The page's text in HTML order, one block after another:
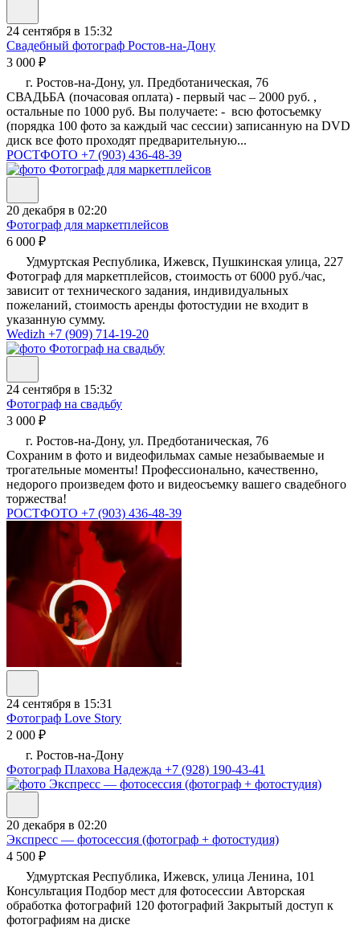
24 сентября в 15:32
Свадебный фотограф Ростов-на-Дону
3 000 ₽
г. Ростов-на-Дону, ул. Предботаническая, 76
СВАДЬБА (почасовая оплата) - первый час – 2000 руб. ,
остальные по 1000 руб. Вы получаете: - всю фотосъемку
(порядка 100 фото за каждый час сессии) записанную на DVD
диск все фото проходят предварительную...
РОСТФОТО +7 (903) 436-48-39
20 декабря в 02:20
Фотограф для маркетплейсов
6 000 ₽
Удмуртская Республика, Ижевск, Пушкинская улица, 227
Фотограф для маркетплейсов, стоимость от 6000 руб./час,
зависит от технического задания, индивидуальных
пожеланий, стоимость аренды фотостудии не входит в
указанную сумму.
Wedizh +7 (909) 714-19-20
24 сентября в 15:32
Фотограф на свадьбу
3 000 ₽
г. Ростов-на-Дону, ул. Предботаническая, 76
Сохраним в фото и видеофильмах самые незабываемые и
трогательные моменты! Профессионально, качественно,
недорого произведем фото и видеосъемку вашего свадебного
торжества!
РОСТФОТО +7 (903) 436-48-39
24 сентября в 15:31
Фотограф Love Story
2 000 ₽
г. Ростов-на-Дону
Фотограф Плахова Надежда +7 (928) 190-43-41
20 декабря в 02:20
Экспресс — фотосессия (фотограф + фотостудия)
4 500 ₽
Удмуртская Республика, Ижевск, улица Ленина, 101
Консультация Подбор мест для фотосессии Авторская
обработка фотографий 120 фотографий Закрытый доступ к
фотографиям на диске